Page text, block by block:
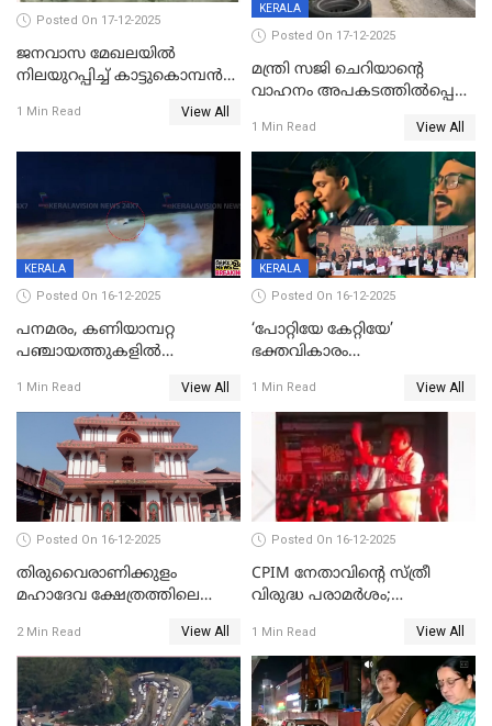
Posted On 17-12-2025
ജനവാസ മേഖലയില്‍
നിലയുറപ്പിച്ച് കാട്ടുകൊമ്പന്‍
1 Min Read View All
KERALA
Posted On 17-12-2025
മന്ത്രി സജി ചെറിയാന്റെ
വാഹനം അപകടത്തിൽപ്പെട്ടു;
രക്ഷപ്പെട്ടത് തലനാരിടയ്ക്ക്
1 Min Read View All
KERALA
Posted On 16-12-2025
പനമരം, കണിയാമ്പറ്റ
പഞ്ചായത്തുകളിൽ
സ്ഥാപനങ്ങൾക്ക് അവധി
1 Min Read View All
KERALA
Posted On 16-12-2025
‘പോറ്റിയേ കേറ്റിയേ’
ഭക്തവികാരം
ഡിജിപിക്ക് പരാതി; ശക്തമായ
നടപടി വേണമെന്നു
സിപിഐഎമ്മും
1 Min Read View All
Posted On 16-12-2025
തിരുവൈരാണിക്കുളം
മഹാദേവ ക്ഷേത്രത്തിലെ
ജനുവരി 2 ന് തുടക്കമാകും
2 Min Read View All
Posted On 16-12-2025
CPIM നേതാവിൻ്റെ സ്ത്രീ
വിരുദ്ധ പരാമർശം;
1 Min Read View All